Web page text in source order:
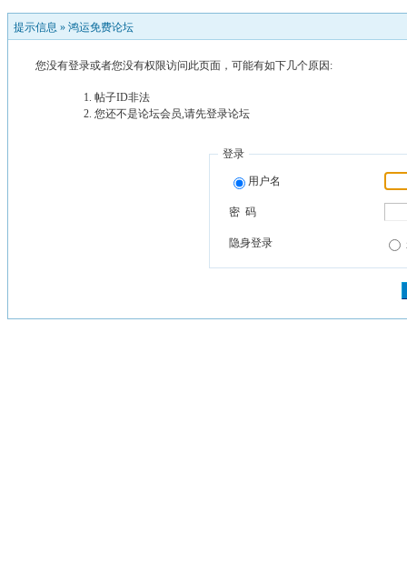
提示信息 » 鸿运免费论坛
您没有登录或者您没有权限访问此页面，可能有如下几个原因:
帖子ID非法
您还不是论坛会员,请先登录论坛
登录
用户名
密 码
隐身登录